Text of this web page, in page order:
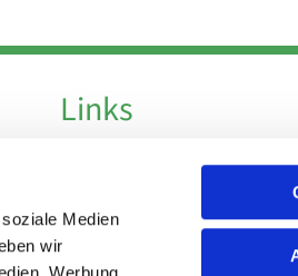
Medien
wir
Links
Impressum